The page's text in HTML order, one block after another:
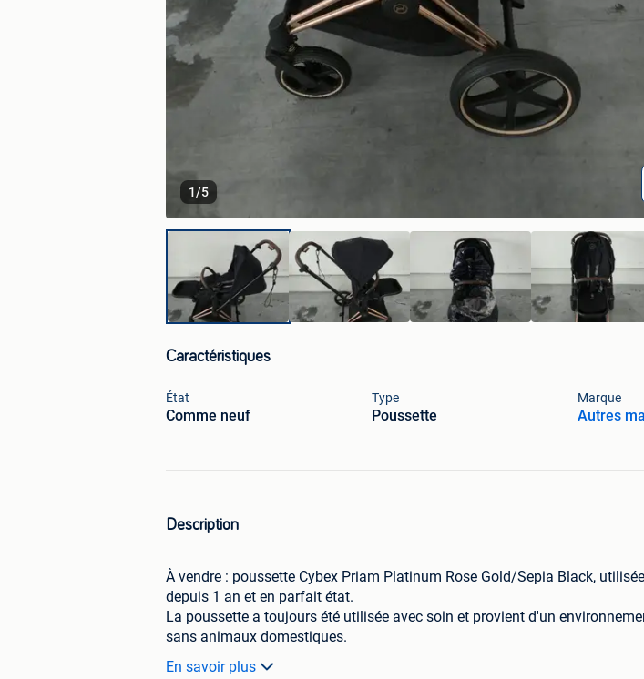
1/5
Caractéristiques
État
Comme neuf
Type
Poussette
Marque
Autres
Description
À vendre : poussette Cybex Priam Platinum Rose Gold/Sepia Black,
depuis 1 an et en parfait état.
La poussette a toujours été utilisée avec soin et provient d'un
sans animaux domestiques.
En savoir plus